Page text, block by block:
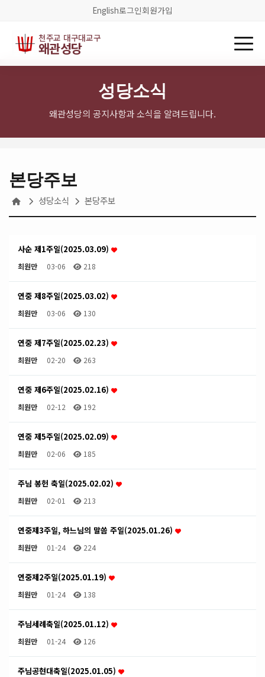
English로그인회원가입
천주교 대구대교구
왜관성당
성당소식
왜관성당의 공지사항과 소식을 알려드립니다.
본당주보
성당소식 본당주보
사순 제1주일(2025.03.09)
최원만 03-06 218
연중 제8주일(2025.03.02)
최원만 03-06 130
연중 제7주일(2025.02.23)
최원만 02-20 263
연중 제6주일(2025.02.16)
최원만 02-12 192
연중 제5주일(2025.02.09)
최원만 02-06 185
주님 봉헌 축일(2025.02.02)
최원만 02-01 213
연중제3주일, 하느님의 말씀 주일(2025.01.26)
최원만 01-24 224
연중제2주일(2025.01.19)
최원만 01-24 138
주님세례축일(2025.01.12)
최원만 01-24 126
주님공현대축일(2025.01.05)